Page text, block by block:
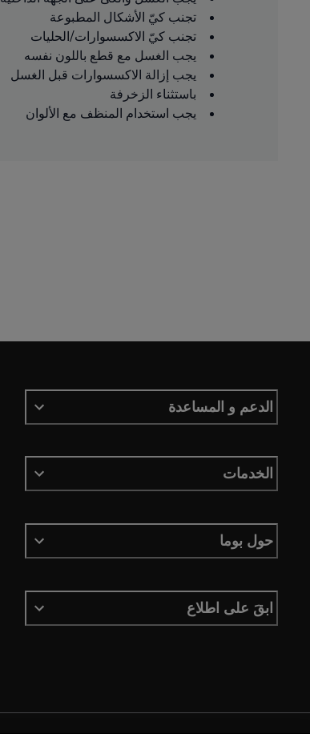
تجنب كيّ الأشكال المطبوعة
تجنب كيّ الاكسسوارات/الحليات
يجب الغسل مع قطع باللون نفسه
يجب إزالة الاكسسوارات قبل الغسل
باستثناء الزخرفة
يجب استخدام المنظف مع الألوان
الدعم و المساعدة
الخدمات
حول بوما
ابقَ على اطلاع